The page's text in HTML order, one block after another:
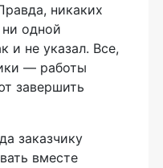
никаких
одной
и не указал. Все,
— работы
завершить
заказчику
вместе